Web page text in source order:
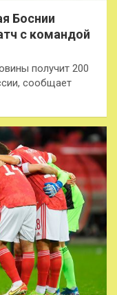
Боснии
с командой
получит 200
сообщает